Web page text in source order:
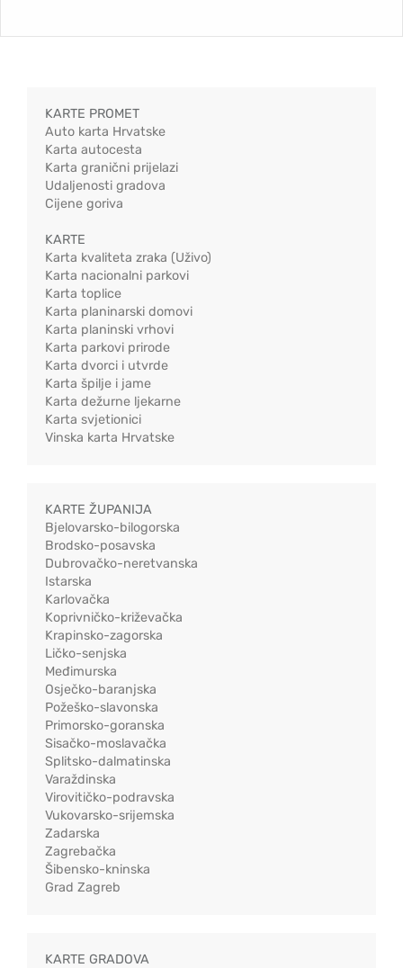
KARTE PROMET
Auto karta Hrvatske
Karta autocesta
Karta granični prijelazi
Udaljenosti gradova
Cijene goriva
KARTE
Karta kvaliteta zraka (Uživo)
Karta nacionalni parkovi
Karta toplice
Karta planinarski domovi
Karta planinski vrhovi
Karta parkovi prirode
Karta dvorci i utvrde
Karta špilje i jame
Karta dežurne ljekarne
Karta svjetionici
Vinska karta Hrvatske
KARTE ŽUPANIJA
Bjelovarsko-bilogorska
Brodsko-posavska
Dubrovačko-neretvanska
Istarska
Karlovačka
Koprivničko-križevačka
Krapinsko-zagorska
Ličko-senjska
Međimurska
Osječko-baranjska
Požeško-slavonska
Primorsko-goranska
Sisačko-moslavačka
Splitsko-dalmatinska
Varaždinska
Virovitičko-podravska
Vukovarsko-srijemska
Zadarska
Zagrebačka
Šibensko-kninska
Grad Zagreb
KARTE GRADOVA